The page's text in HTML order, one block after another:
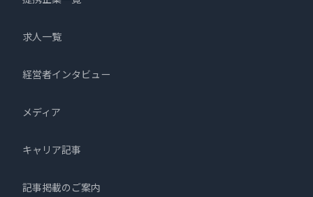
求人一覧
経営者インタビュー
メディア
キャリア記事
記事掲載のご案内